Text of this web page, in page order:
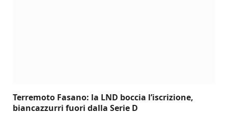
Terremoto Fasano: la LND boccia l’iscrizione,
biancazzurri fuori dalla Serie D